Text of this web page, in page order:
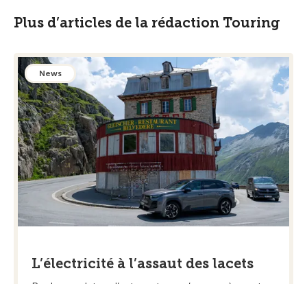
Plus d’articles de la rédaction Touring
News
L’électricité à l’assaut des lacets